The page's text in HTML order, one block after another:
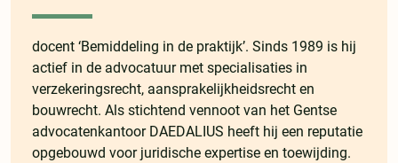
docent ‘Bemiddeling in de praktijk’. Sinds 1989 is hij
actief in de advocatuur met specialisaties in
verzekeringsrecht, aansprakelijkheidsrecht en
bouwrecht. Als stichtend vennoot van het Gentse
advocatenkantoor DAEDALIUS heeft hij een reputatie
opgebouwd voor juridische expertise en toewijding.